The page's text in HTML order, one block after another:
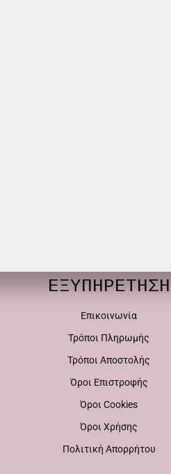
ΕΞΥΠΗΡΕΤΗΣΗ
Επικοινωνία
Τρόποι Πληρωμής
Τρόποι Αποστολής
Όροι Επιστροφής
Όροι Cookies
Όροι Χρήσης
Πολιτική Απορρήτου